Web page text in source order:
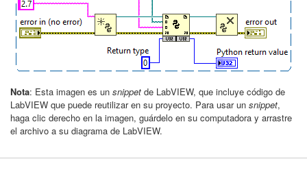
Nota: Esta imagen es un snippet de LabVIEW, que incluye código de
LabVIEW que puede reutilizar en su proyecto. Para usar un snippet,
haga clic derecho en la imagen, guárdelo en su computadora y arrastre
el archivo a su diagrama de LabVIEW.